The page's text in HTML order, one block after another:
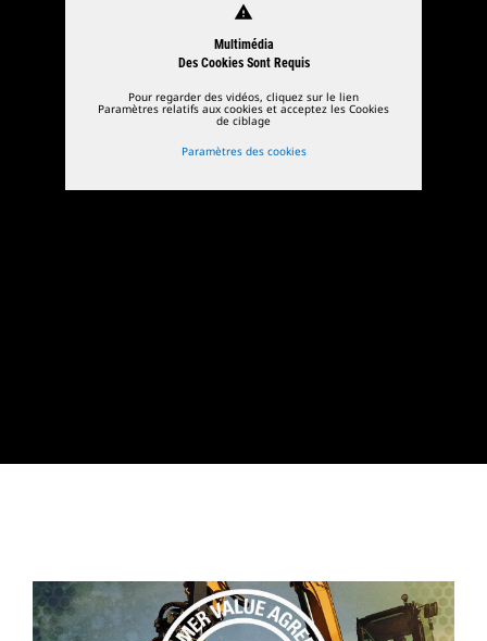
warning
Multimédia
Des Cookies Sont Requis
Pour regarder des vidéos, cliquez sur le lien
Paramètres relatifs aux cookies et acceptez les Cookies
de ciblage
Paramètres des cookies